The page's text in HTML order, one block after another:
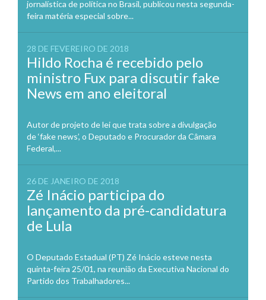
jornalística de política no Brasil, publicou nesta segunda-
feira matéria especial sobre...
28 DE FEVEREIRO DE 2018
Hildo Rocha é recebido pelo
ministro Fux para discutir fake
News em ano eleitoral
Autor de projeto de lei que trata sobre a divulgação
de ‘fake news’, o Deputado e Procurador da Câmara
Federal,...
26 DE JANEIRO DE 2018
Zé Inácio participa do
lançamento da pré-candidatura
de Lula
O Deputado Estadual (PT) Zé Inácio esteve nesta
quinta-feira 25/01, na reunião da Executiva Nacional do
Partido dos Trabalhadores...